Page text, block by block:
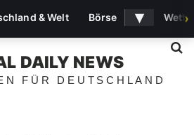
DAILY NEWS
FÜR DEUTSCHLAND
& Welt Börse ▾ ›